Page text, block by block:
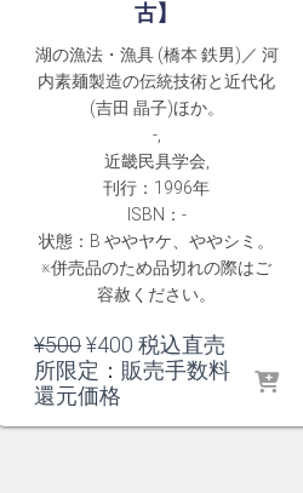
古】
湖の漁法・漁具 (橋本 鉄男)／ 河
内素麺製造の伝統技術と近代化
(吉田 晶子)ほか。
-,
近畿民具学会,
刊行：1996年
ISBN：-
状態：B ややヤケ、ややシミ。
※併売品のため品切れの際はご
容赦ください。
¥500元
の
価
¥400 現
在
税込直売
所限定：販売手数料
還元価格